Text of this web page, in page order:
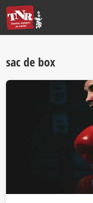
sac de box